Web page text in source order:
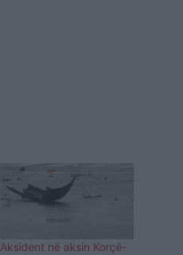
Aksident në aksin Korçë-